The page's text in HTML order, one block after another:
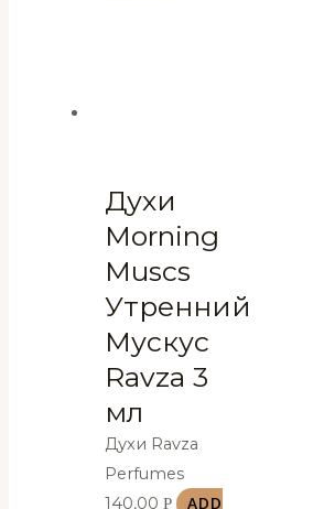
Духи
Morning
Muscs
Утренний
Мускус
Ravza 3
мл
Духи Ravza
Perfumes
140,00Р ADD